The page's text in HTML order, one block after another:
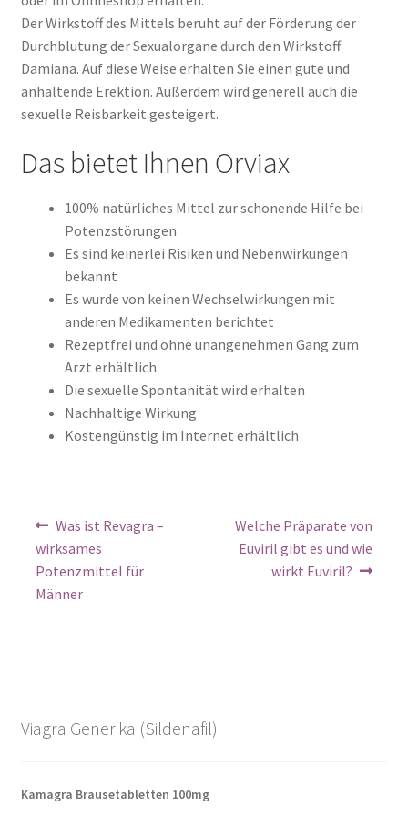
Der Wirkstoff des Mittels beruht auf der Förderung der
Durchblutung der Sexualorgane durch den Wirkstoff
Damiana. Auf diese Weise erhalten Sie einen gute und
anhaltende Erektion. Außerdem wird generell auch die
sexuelle Reisbarkeit gesteigert.
Das bietet Ihnen Orviax
100% natürliches Mittel zur schonende Hilfe bei
Potenzstörungen
Es sind keinerlei Risiken und Nebenwirkungen
bekannt
Es wurde von keinen Wechselwirkungen mit
anderen Medikamenten berichtet
Rezeptfrei und ohne unangenehmen Gang zum
Arzt erhältlich
Die sexuelle Spontanität wird erhalten
Nachhaltige Wirkung
Kostengünstig im Internet erhältlich
Was ist Revagra –
wirksames
Potenzmittel für
Männer
Welche Präparate von
Euviril gibt es und wie
wirkt Euviril?
Viagra Generika (Sildenafil)
Kamagra Brausetabletten 100mg